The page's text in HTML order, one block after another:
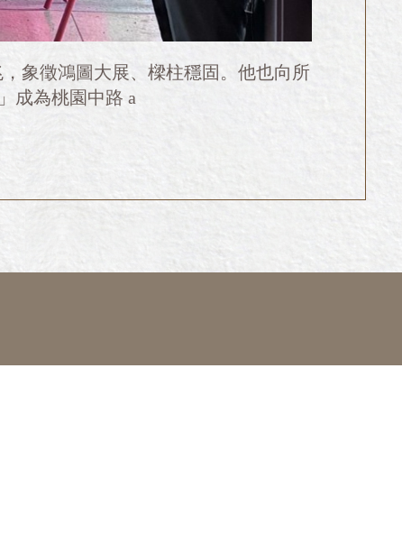
象徵鴻圖大展、樑柱穩固。他也向所
成為桃園中路 a